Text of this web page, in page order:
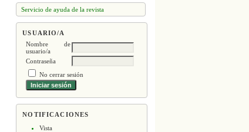
Servicio de ayuda de la revista
USUARIO/A
Nombre de
usuario/a
Contraseña
No cerrar sesión
NOTIFICACIONES
Vista